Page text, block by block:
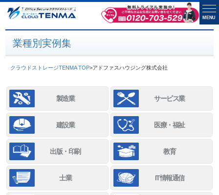
業種別実例集
クラウドストレージTENMA TOP>アドファスハウジング株式会社
製造業 サービス業
建設業 医療・福祉
出版・印刷 教育
士業 IT情報通信
MENU